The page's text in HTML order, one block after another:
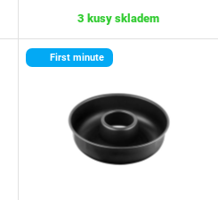
3 kusy skladem
First minute